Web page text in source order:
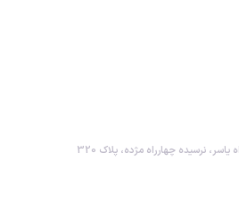
نرسیده چهارراه مژده، پلاک 320